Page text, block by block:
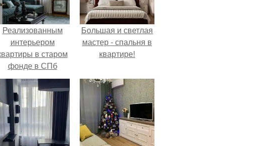
Реализованным
интерьером
в старом
фонде в СПб
делимся.
Большая и светлая
мастер - спальня в
квартире!